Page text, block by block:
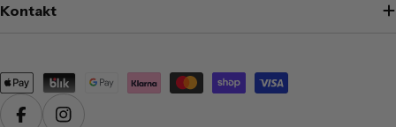
Kontakt
Metody
płatności